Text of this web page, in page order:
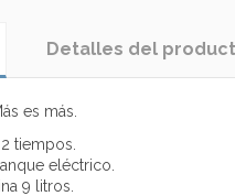
Detalles del
es más.
tiempos.
eléctrico.
9 litros.